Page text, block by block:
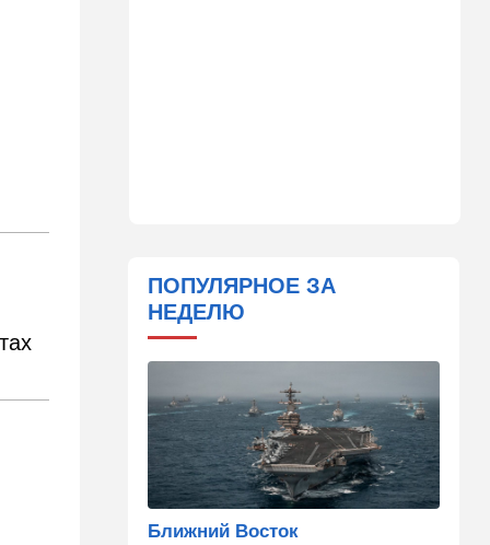
ресторане в Москве
15:00 Культура
сходить с детьми на
каникулах
14:49 Стиль жизни
Спор, которому нет конца:
кто умнее - кошки или
ПОПУЛЯРНОЕ ЗА
НЕДЕЛЮ
Ближний Восток